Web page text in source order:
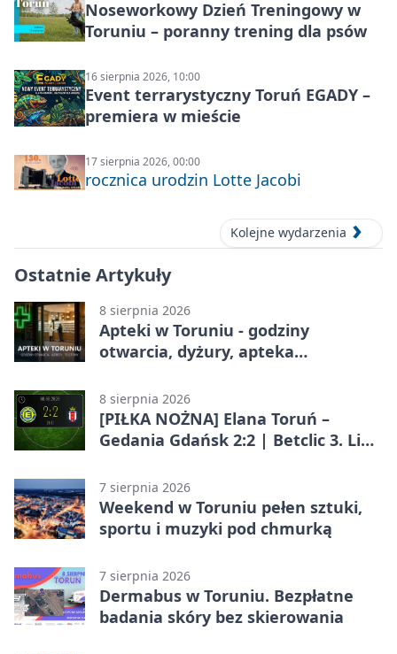
Noseworkowy Dzień Treningowy w
Toruniu – poranny trening dla psów
16 sierpnia 2026, 10:00
Event terrarystyczny Toruń EGADY –
premiera w mieście
17 sierpnia 2026, 00:00
rocznica urodzin Lotte Jacobi
Kolejne wydarzenia
Ostatnie Artykuły
8 sierpnia 2026
Apteki w Toruniu - godziny
otwarcia, dyżury, apteka
8 sierpnia 2026
[PIŁKA NOŻNA] Elana Toruń –
Gedania Gdańsk 2:2 | Betclic 3. Liga
7 sierpnia 2026
Weekend w Toruniu pełen sztuki,
sportu i muzyki pod chmurką
7 sierpnia 2026
Dermabus w Toruniu. Bezpłatne
badania skóry bez skierowania